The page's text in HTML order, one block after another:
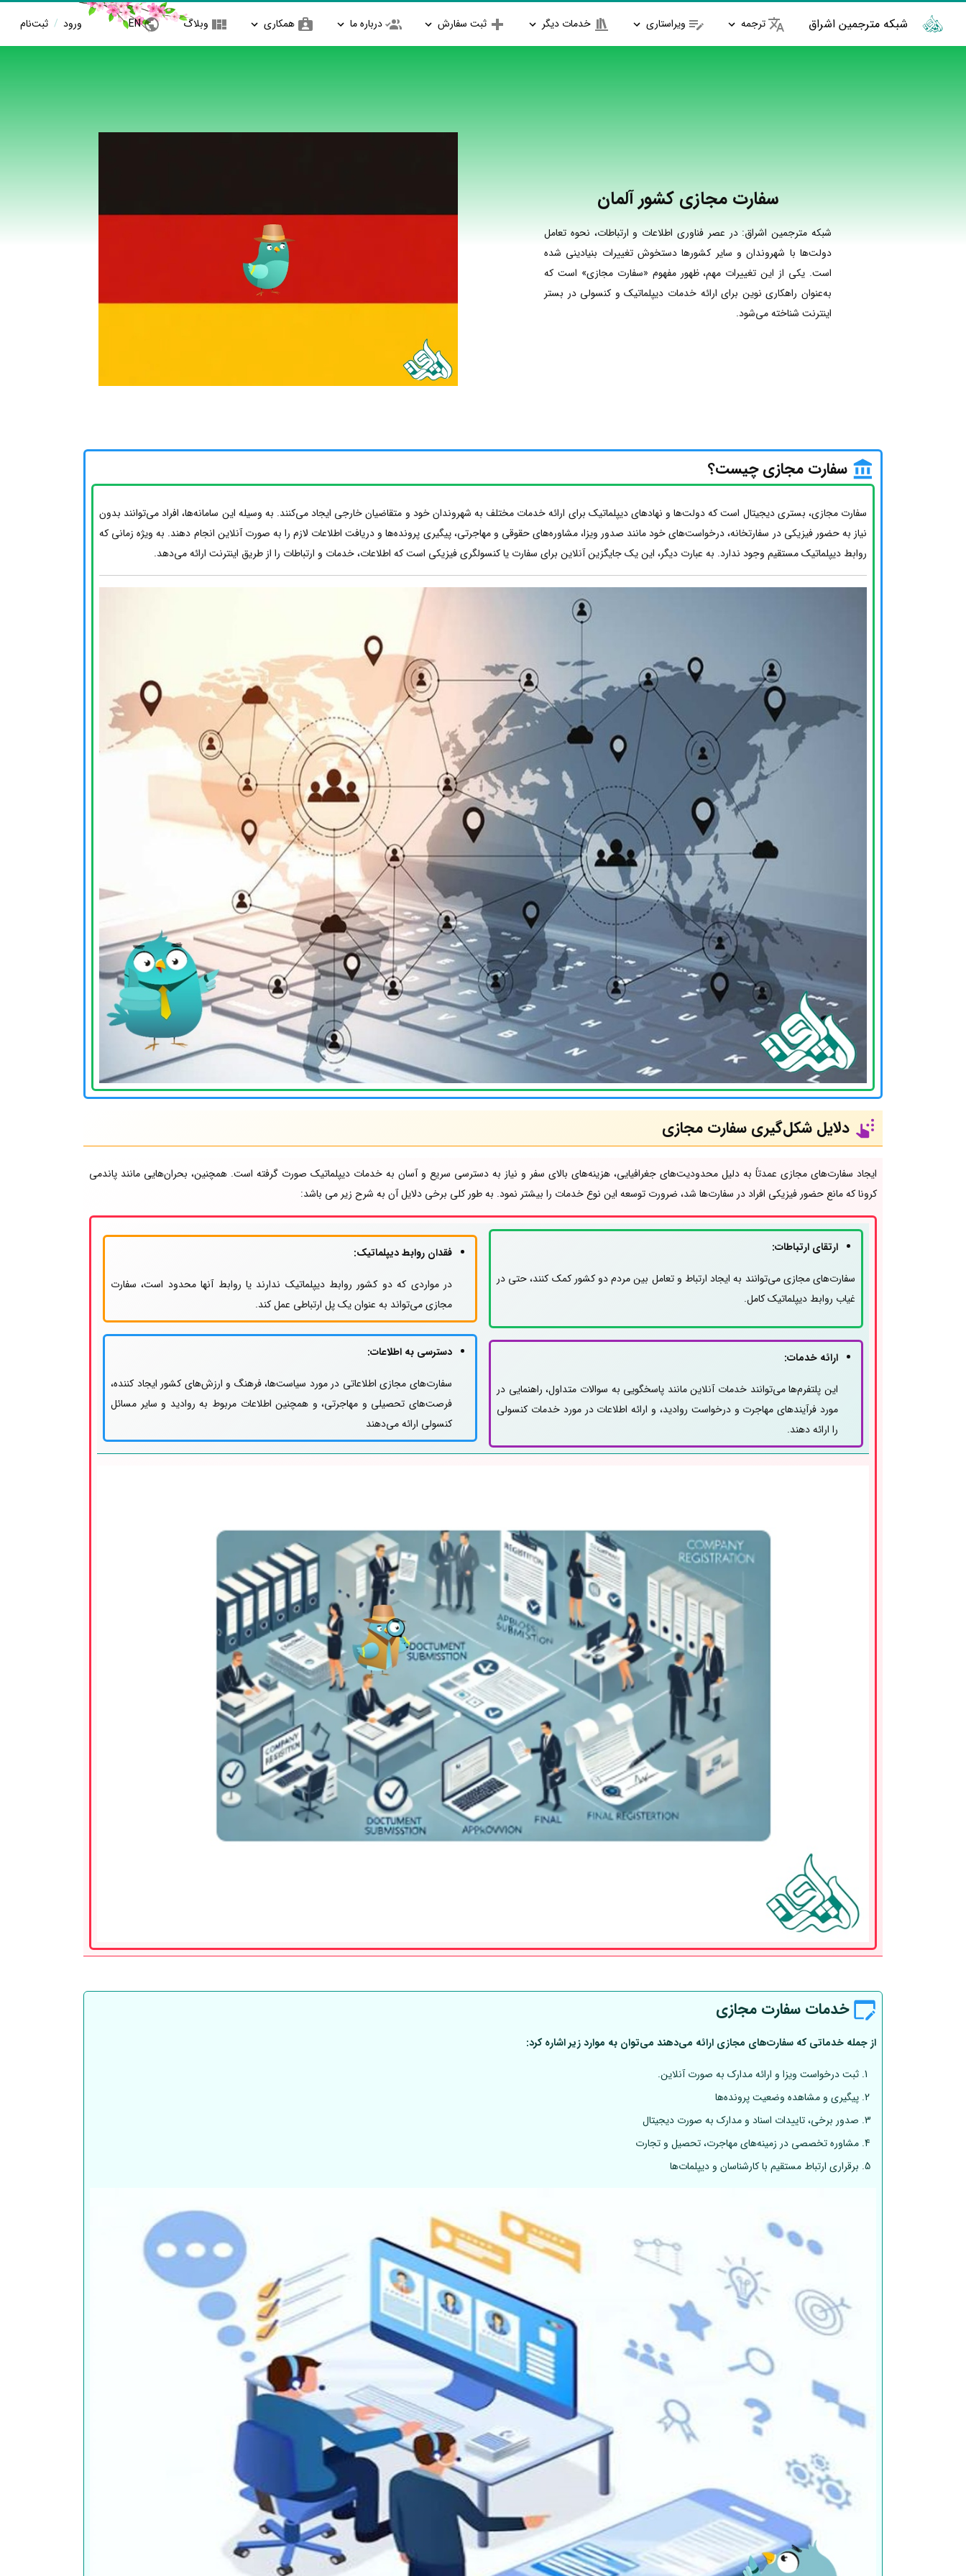
شبکه مترجمین اشراق ترجمه ویراستاری خدمات دیگر ثبت سفارش درباره ما همکاری وبلاگ EN ورود / ثبت‌نام
سفارت مجازی کشور آلمان
شبکه مترجمین اشراق: در عصر فناوری اطلاعات و ارتباطات، نحوه تعامل
دولت‌ها با شهروندان و سایر کشورها دستخوش تغییرات بنیادینی شده
است. یکی از این تغییرات مهم، ظهور مفهوم «سفارت مجازی» است که
به‌عنوان راهکاری نوین برای ارائه خدمات دیپلماتیک و کنسولی در بستر
اینترنت شناخته می‌شود.
سفارت مجازی چیست؟
سفارت مجازی، بستری دیجیتال است که دولت‌ها و نهادهای دیپلماتیک برای ارائه خدمات مختلف به شهروندان خود و متقاضیان خارجی ایجاد می‌کنند. به وسیله این سامانه‌ها، افراد می‌توانند بدون
نیاز به حضور فیزیکی در سفارتخانه، درخواست‌های خود مانند صدور ویزا، مشاوره‌های حقوقی و مهاجرتی، پیگیری پرونده‌ها و دریافت اطلاعات لازم را به صورت آنلاین انجام دهند. به ویژه زمانی که
روابط دیپلماتیک مستقیم وجود ندارد. به عبارت دیگر، این یک جایگزین آنلاین برای سفارت یا کنسولگری فیزیکی است که اطلاعات، خدمات و ارتباطات را از طریق اینترنت ارائه می‌دهد.
دلایل شکل‌گیری سفارت مجازی
ایجاد سفارت‌های مجازی عمدتاً به دلیل محدودیت‌های جغرافیایی، هزینه‌های بالای سفر و نیاز به دسترسی سریع و آسان به خدمات دیپلماتیک صورت گرفته است. همچنین، بحران‌هایی مانند پاندمی
کرونا که مانع حضور فیزیکی افراد در سفارت‌ها شد، ضرورت توسعه این نوع خدمات را بیشتر نمود. به طور کلی برخی دلایل آن به شرح زیر می باشد:
ارتقای ارتباطات:
سفارت‌های مجازی می‌توانند به ایجاد ارتباط و تعامل بین مردم دو کشور کمک کنند، حتی در
غیاب روابط دیپلماتیک کامل.
ارائه خدمات:
این پلتفرم‌ها می‌توانند خدمات آنلاین مانند پاسخگویی به سوالات متداول، راهنمایی در
مورد فرآیندهای مهاجرت و درخواست روادید، و ارائه اطلاعات در مورد خدمات کنسولی
را ارائه دهند.
فقدان روابط دیپلماتیک:
در مواردی که دو کشور روابط دیپلماتیک ندارند یا روابط آنها محدود است، سفارت
مجازی می‌تواند به عنوان یک پل ارتباطی عمل کند.
دسترسی به اطلاعات:
سفارت‌های مجازی اطلاعاتی در مورد سیاست‌ها، فرهنگ و ارزش‌های کشور ایجاد کننده،
فرصت‌های تحصیلی و مهاجرتی، و همچنین اطلاعات مربوط به روادید و سایر مسائل
کنسولی ارائه می‌دهند
خدمات سفارت مجازی
از جمله خدماتی که سفارت‌های مجازی ارائه می‌دهند می‌توان به موارد زیر اشاره کرد:
ثبت درخواست ویزا و ارائه مدارک به صورت آنلاین.
پیگیری و مشاهده وضعیت پرونده‌ها
صدور برخی، تاییدات اسناد و مدارک به صورت دیجیتال
مشاوره تخصصی در زمینه‌های مهاجرت، تحصیل و تجارت
برقراری ارتباط مستقیم با کارشناسان و دیپلمات‌ها